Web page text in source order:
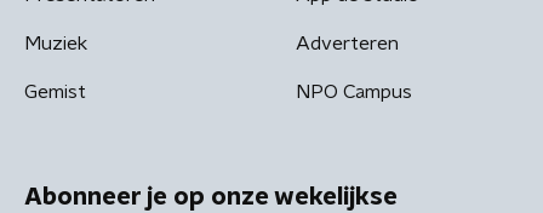
Muziek
Gemist
Adverteren
NPO Campus
Abonneer je op onze wekelijkse